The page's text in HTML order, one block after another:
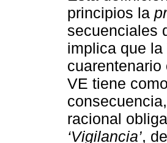
principios la
secuenciales
implica que
VE tiene
racional
‘Vigilancia’,